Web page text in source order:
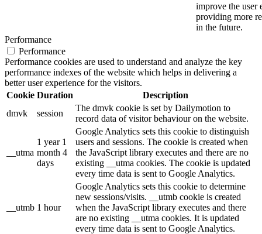
improve the user
providing more
in the future.
Performance
Performance
Performance cookies are used to understand and analyze the key
performance indexes of the website which helps in delivering a
better user experience for the visitors.
Cookie Duration
Description
dmvk
session
The dmvk cookie is set by Dailymotion to
record data of visitor behaviour on the website.
__utma
1 year 1
month 4
days
Google Analytics sets this cookie to distinguish
users and sessions. The cookie is created when
the JavaScript library executes and there are no
existing __utma cookies. The cookie is updated
every time data is sent to Google Analytics.
__utmb 1 hour
Google Analytics sets this cookie to determine
new sessions/visits. __utmb cookie is created
when the JavaScript library executes and there
are no existing __utma cookies. It is updated
every time data is sent to Google Analytics.